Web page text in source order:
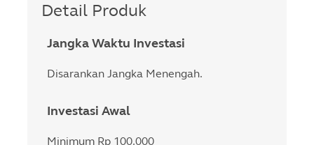
Detail Produk
Jangka Waktu Investasi
Disarankan Jangka Menengah.
Investasi Awal
Minimum Rp 100.000